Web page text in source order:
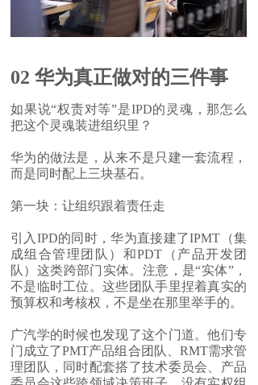
02 华为真正做对的三件事
如果说“权责对等”是IPD的灵魂，那怎么
把这个灵魂装进组织里？
华为的做法是，从来不是只建一套流程，
而是同时配上三块基石。
第一块：让组织跟着责任走
引入IPD的同时，华为直接建了IPMT（集
成组合管理团队）和PDT（产品开发团
队）这类跨部门实体。注意，是“实体”，
不是临时工位。这些团队手里捏着真实的
预算权和考核权，不是坐在那里举手的。
广汽学的时候也发现了这个门道。他们专
门成立了PMT产品组合团队、RMT需求管
理团队，同时配套搭了技术委员会、产品